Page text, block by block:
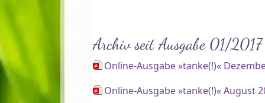
Archiv seit Ausgabe 01/2017
Online-Ausgabe »tanke(!)«
Online-Ausgabe »tanke(!)« August